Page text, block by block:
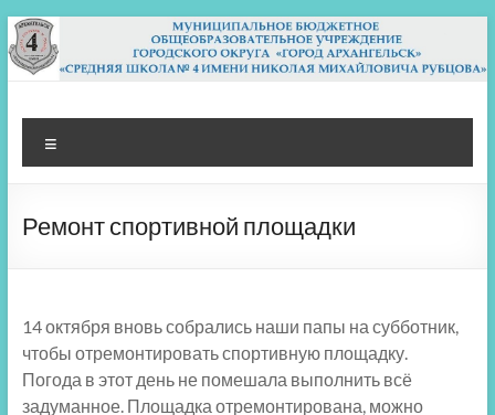
Перейти
к
содержимому
МБОУ СШ 4
Архангельск
Ремонт спортивной площадки
14 октября вновь собрались наши папы на субботник,
чтобы отремонтировать спортивную площадку.
Погода в этот день не помешала выполнить всё
задуманное. Площадка отремонтирована, можно